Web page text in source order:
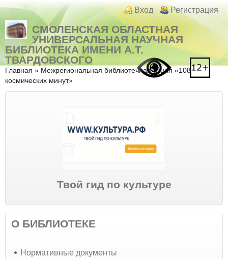
Перейти к основному содержанию
Skip to search
Login links
Вход Регистрация
СМОЛЕНСКАЯ ОБЛАСТНАЯ
УНИВЕРСАЛЬНАЯ НАУЧНАЯ
БИБЛИОТЕКА ИМЕНИ А.Т.
ТВАРДОВСКОГО
Вы здесь
Главная » Межрегиональная библиотечная акция «108
космических минут»
Твой гид по культуре
О БИБЛИОТЕКЕ
Нормативные документы